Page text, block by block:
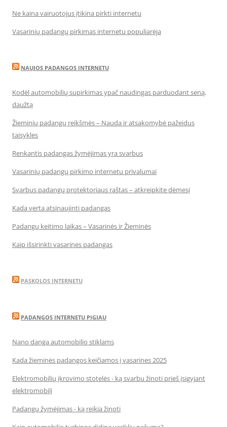
Ne kaina vairuotojus įtikina pirkti internetu
Vasarinių padangų pirkimas internetu populiarėja
NAUJOS PADANGOS INTERNETU
Kodėl automobilių supirkimas ypač naudingas parduodant seną,
daužtą
Žieminių padangų reikšmės – Nauda ir atsakomybė pažeidus
taisykles
Renkantis padangas žymėjimas yra svarbus
Vasarinių padangų pirkimo internetu privalumai
Svarbus padangų protektoriaus raštas – atkreipkite dėmesį
Kada verta atsinaujinti padangas
Padangų keitimo laikas – Vasarinės ir Žieminės
Kaip išsirinkti vasarines padangas
PASKOLOS INTERNETU
PADANGOS INTERNETU PIGIAU
Nano danga automobilio stiklams
Kada žieminės padangos keičiamos į vasarines 2025
Elektromobilių įkrovimo stotelės - ką svarbu žinoti prieš įsigyjant
elektromobilį
Padangų žymėjimas - ką reikia žinoti